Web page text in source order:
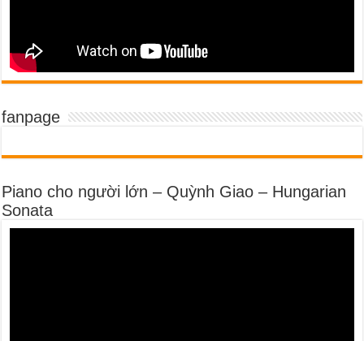
fanpage
Piano cho người lớn – Quỳnh Giao – Hungarian
Sonata